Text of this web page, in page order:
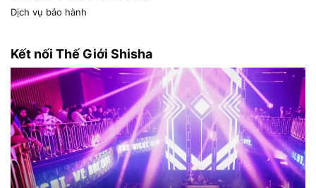
Dịch vụ bảo hành
Kết nối Thế Giới Shisha